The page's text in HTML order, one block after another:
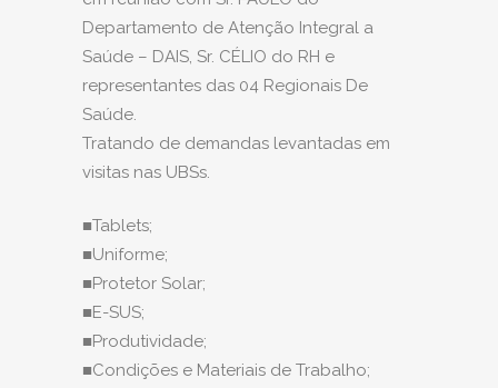
Departamento de Atenção Integral a
Saúde – DAIS, Sr. CÉLIO do RH e
representantes das 04 Regionais De
Saúde.
Tratando de demandas levantadas em
visitas nas UBSs.
■Tablets;
■Uniforme;
■Protetor Solar;
■E-SUS;
■Produtividade;
■Condições e Materiais de Trabalho;